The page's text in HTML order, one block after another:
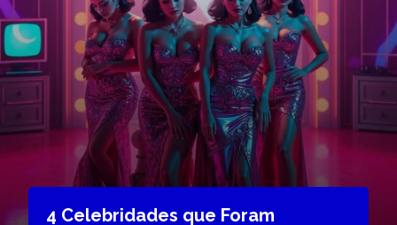
4 Celebridades que Foram